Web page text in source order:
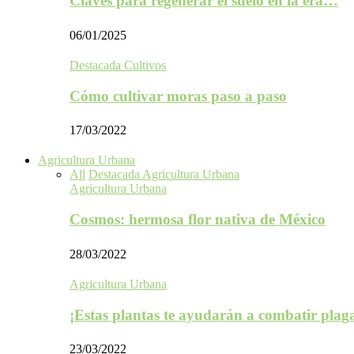
06/01/2025
Destacada Cultivos
Cómo cultivar moras paso a paso
17/03/2022
Agricultura Urbana
All Destacada Agricultura Urbana
Agricultura Urbana
Cosmos: hermosa flor nativa de México
28/03/2022
Agricultura Urbana
¡Estas plantas te ayudarán a combatir
23/03/2022